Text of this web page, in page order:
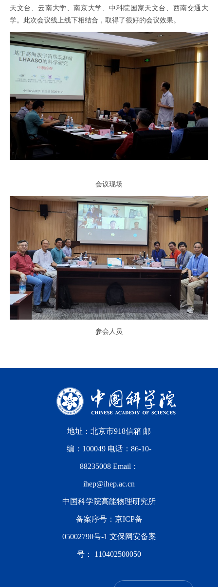
天文台、云南大学、南京大学、中科院国家天文台、西南交通大
学。此次会议线上线下相结合，取得了很好的会议效果。
会议现场
参会人员
地址：北京市918信箱 邮
编：100049 电话：86-10-
88235008 Email：
ihep@ihep.ac.cn
中国科学院高能物理研究所
备案序号： 京ICP备
05002790号-1 文保网安备案
号： 110402500050